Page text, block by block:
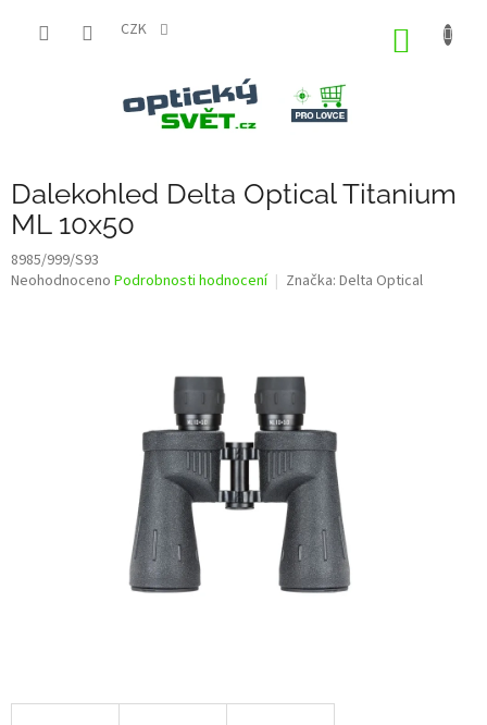
CZK
Dalekohled Delta Optical Titanium
ML 10x50
8985/999/S93
Průměrné
Neohodnoceno Podrobnosti hodnocení Značka: Delta Optical